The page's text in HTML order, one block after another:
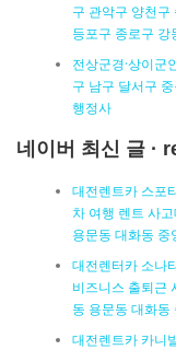
구 관악구 양천구
등포구 종로구 강
전상군경·상이군
구 남구 달서구
행정사
네이버 최신 글 ·
대전렌트카 스포
차 여행 렌트 사
용문동 대화동 중
대전렌터카 소나
비즈니스 출퇴근
동 용문동 대화동
대전렌트카 카니